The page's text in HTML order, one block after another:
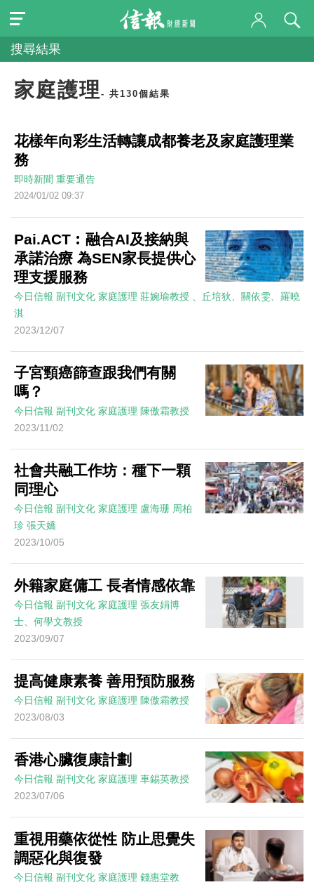
搜尋結果
家庭護理 - 共130個結果
花樣年向彩生活轉讓成都養老及家庭護理業
務
即時新聞 重要通告
2024/01/02 09:37
Pai.ACT︰融合AI及接納與
承諾治療 為SEN家長提供心
理支援服務
今日信報 副刊文化 家庭護理 莊婉瑜教授 、丘培狄、關依雯、羅曉
淇
2023/12/07
子宮頸癌篩查跟我們有關
嗎？
今日信報 副刊文化 家庭護理 陳傲霜教授
2023/11/02
社會共融工作坊：種下一顆
同理心
今日信報 副刊文化 家庭護理 盧海珊 周柏
珍 張天嬌
2023/10/05
外籍家庭傭工 長者情感依靠
今日信報 副刊文化 家庭護理 張友娟博
士、何學文教授
2023/09/07
提高健康素養 善用預防服務
今日信報 副刊文化 家庭護理 陳傲霜教授
2023/08/03
香港心臟復康計劃
今日信報 副刊文化 家庭護理 車錫英教授
2023/07/06
重視用藥依從性 防止思覺失
調惡化與復發
今日信報 副刊文化 家庭護理 錢惠堂教